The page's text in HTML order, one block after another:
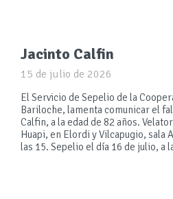
Jacinto Calfin
15 de julio de 2026
El Servicio de Sepelio de la
Bariloche, lamenta comunicar el
Calfin, a la edad de 82 años.
Huapi, en Elordi y Vilcapugio, sala
las 15. Sepelio el día 16 de julio, a